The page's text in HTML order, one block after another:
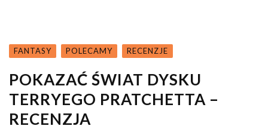
FANTASY POLECAMY RECENZJE
POKAZAĆ ŚWIAT DYSKU
TERRYEGO PRATCHETTA –
RECENZJA